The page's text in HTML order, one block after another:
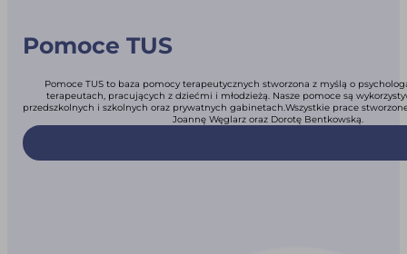
Pomoce TUS
Pomoce TUS to baza pomocy terapeutycznych stworzona z myślą o
terapeutach, pracujących z dziećmi i młodzieżą. Nasze pomoce są
przedszkolnych i szkolnych oraz prywatnych gabinetach.Wszystkie prace
Joannę Węglarz oraz Dorotę Bentkowską.